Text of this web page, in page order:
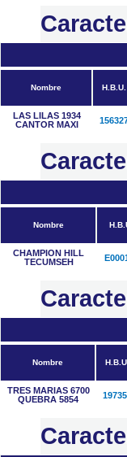
Nombre H.B.U.
LAS LILAS 1934
CANTOR MAXI
Nombre
CHAMPION HILL
TECUMSEH
Nombre H.B.U.
TRES MARIAS 6700
QUEBRA 5854